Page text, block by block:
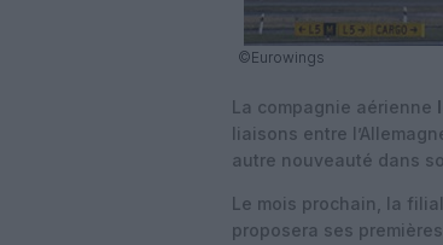
©Eurowings
La compagnie aérienne
liaisons entre
autre nouveauté dans
Le mois prochain, la
proposera ses